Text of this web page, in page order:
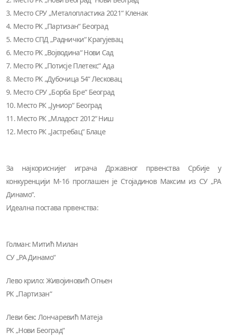
3. Место СРУ „Металопластика 2021“ Кленак
4. Место РК „Партизан“ Београд
5. Место СПД „Раднички“ Крагујевац
6. Место РК „Војводина“ Нови Сад
7. Место РК „Потисје Плетекс“ Ада
8. Место РК „Дубочица 54“ Лесковац
9. Место СРУ „Борба Бре“ Београд
10. Место РК „Јуниор“ Београд
11. Место РК „Младост 2012“ Ниш
12. Место РК „Јастребац“ Блаце
За најкориснијег играча Државног првенства Србије у
конкуренцији М-16 проглашен је Стојадинов Максим из СУ „РА
Динамо“.
Идеална постава првенства:
Голман: Митић Милан
СУ „РА Динамо“
Лево крило: Живојиновић Огњен
РК „Партизан“
Леви бек: Лончаревић Матеја
РК „Нови Београд“